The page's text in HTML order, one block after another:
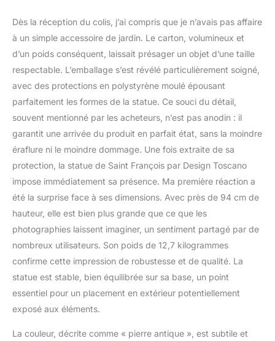
de Saint-François sera
un point attractif dans
pourra aussi servir de
mangeoire lorsque vous
ajouterez des graines
d’oiseaux à son bol
généreux SCULPTURES
DE HAUTE QUALITÉ -
Moulés à la main avec de
la vraie pierre concassée,
assemblés avec une
résine durable, notre
sculpture religieuse est
recouverte d'un fini blanc
antique résistant aux UV
FIGURINES DE DESIGN
TOSCANO - Exclusif à la
marque Design Toscano,
cette figurine de saint
François d'Assise
constitue un point
jardin extérieur Notre
Dès la réception du colis, j’ai compris que je n’avais pas affaire
à un simple accessoire de jardin. Le carton, volumineux et
d’un poids conséquent, laissait présager un objet d’une taille
respectable. L’emballage s’est révélé particulièrement soigné,
avec des protections en polystyrène moulé épousant
parfaitement les formes de la statue. Ce souci du détail,
souvent mentionné par les acheteurs, n’est pas anodin : il
garantit une arrivée du produit en parfait état, sans la moindre
éraflure ni le moindre dommage. Une fois extraite de sa
protection, la statue de Saint François par Design Toscano
impose immédiatement sa présence. Ma première réaction a
été la surprise face à ses dimensions. Avec près de 94 cm de
hauteur, elle est bien plus grande que ce que les
photographies laissent imaginer, un sentiment partagé par de
nombreux utilisateurs. Son poids de 12,7 kilogrammes
confirme cette impression de robustesse et de qualité. La
statue est stable, bien équilibrée sur sa base, un point
essentiel pour un placement en extérieur potentiellement
exposé aux éléments.
La couleur, décrite comme « pierre antique », est subtile et